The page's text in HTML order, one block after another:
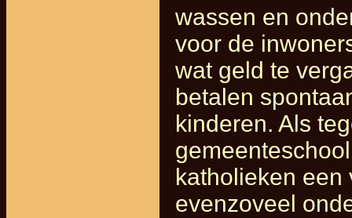
wassen en
voor de
wat geld te
betalen
kinderen. Als
katholieken een
evenzoveel